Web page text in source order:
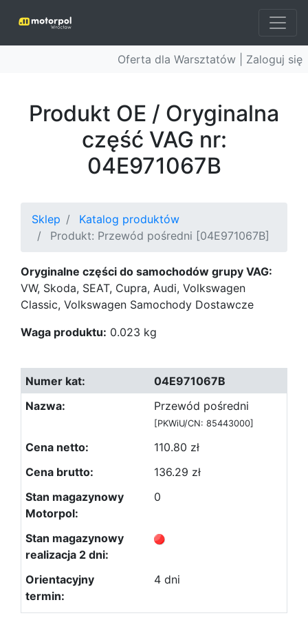
Oferta dla Warsztatów | Zaloguj się
Produkt OE / Oryginalna
część VAG nr:
04E971067B
Sklep
Katalog produktów
Produkt: Przewód pośredni [04E971067B]
Oryginalne części do samochodów grupy VAG:
VW, Skoda, SEAT, Cupra, Audi, Volkswagen
Classic, Volkswagen Samochody Dostawcze
Waga produktu: 0.023 kg
04E971067B
Przewód pośredni
[PKWiU/CN: 85443000]
110.80 zł
136.29 zł
0
4 dni